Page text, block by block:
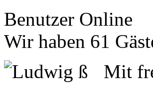
Benutzer Online
Wir haben 61
Mit